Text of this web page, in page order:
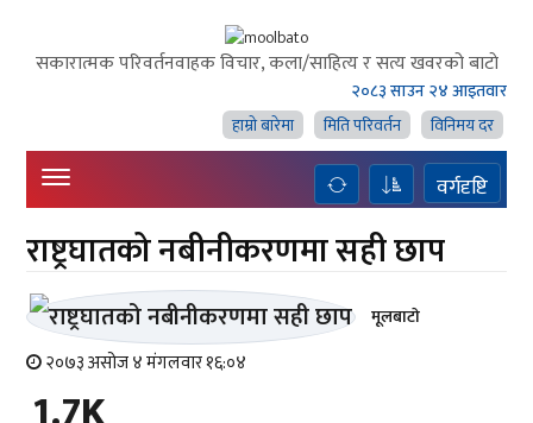
सकारात्मक परिवर्तनवाहक विचार, कला/साहित्य र सत्य खवरको बाटाे
२०८३ साउन २४ आइतवार
हाम्राे बारेमा
मिति परिवर्तन विनिमय दर
वर्गदृष्टि
राष्ट्रघातको नबीनीकरणमा सही छाप
मूलबाटाे
२०७३ असोज ४ मंगलवार १६:०४